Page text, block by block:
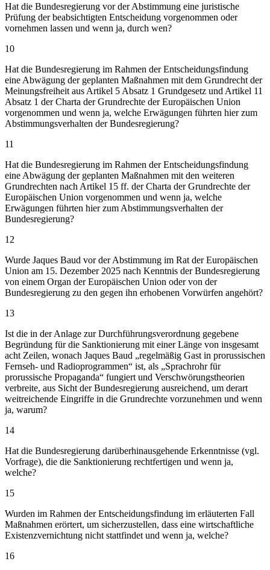
Hat die Bundesregierung vor der Abstimmung eine juristische
Prüfung der beabsichtigten Entscheidung vorgenommen oder
vornehmen lassen und wenn ja, durch wen?
10
Hat die Bundesregierung im Rahmen der Entscheidungsfindung
eine Abwägung der geplanten Maßnahmen mit dem Grundrecht der
Meinungsfreiheit aus Artikel 5 Absatz 1 Grundgesetz und Artikel 11
Absatz 1 der Charta der Grundrechte der Europäischen Union
vorgenommen und wenn ja, welche Erwägungen führten hier zum
Abstimmungsverhalten der Bundesregierung?
11
Hat die Bundesregierung im Rahmen der Entscheidungsfindung
eine Abwägung der geplanten Maßnahmen mit den weiteren
Grundrechten nach Artikel 15 ff. der Charta der Grundrechte der
Europäischen Union vorgenommen und wenn ja, welche
Erwägungen führten hier zum Abstimmungsverhalten der
Bundesregierung?
12
Wurde Jaques Baud vor der Abstimmung im Rat der Europäischen
Union am 15. Dezember 2025 nach Kenntnis der Bundesregierung
von einem Organ der Europäischen Union oder von der
Bundesregierung zu den gegen ihn erhobenen Vorwürfen angehört?
13
Ist die in der Anlage zur Durchführungsverordnung gegebene
Begründung für die Sanktionierung mit einer Länge von insgesamt
acht Zeilen, wonach Jaques Baud „regelmäßig Gast in prorussischen
Fernseh- und Radioprogrammen“ ist, als „Sprachrohr für
prorussische Propaganda“ fungiert und Verschwörungstheorien
verbreite, aus Sicht der Bundesregierung ausreichend, um derart
weitreichende Eingriffe in die Grundrechte vorzunehmen und wenn
ja, warum?
14
Hat die Bundesregierung darüberhinausgehende Erkenntnisse (vgl.
Vorfrage), die die Sanktionierung rechtfertigen und wenn ja,
welche?
15
Wurden im Rahmen der Entscheidungsfindung im erläuterten Fall
Maßnahmen erörtert, um sicherzustellen, dass eine wirtschaftliche
Existenzvernichtung nicht stattfindet und wenn ja, welche?
16